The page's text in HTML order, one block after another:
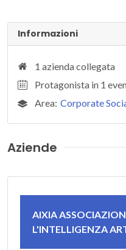
Informazioni
1 azienda collegata
Protagonista in 1
Area: Corporate
Aziende
AIXIA
L'INTELLIGENZA